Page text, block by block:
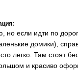
но если идти по
домики),
легко. Там стоят
и красиво